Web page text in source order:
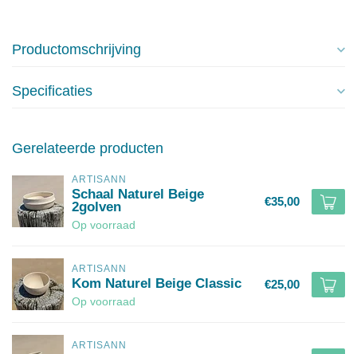
Productomschrijving
Specificaties
Gerelateerde producten
ARTISANN
Schaal Naturel Beige
2golven
Op voorraad
€35,00
ARTISANN
Kom Naturel Beige Classic
Op voorraad
€25,00
ARTISANN